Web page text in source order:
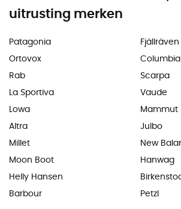
uitrusting merken
Patagonia
Ortovox
Rab
La Sportiva
Lowa
Altra
Millet
Moon Boot
Helly Hansen
Barbour
Fjällräven
Columbia
Scarpa
Vaude
Mammut
Julbo
New
Hanwag
Petzl